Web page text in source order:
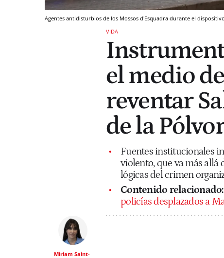
Agentes antidisturbios de los Mossos d'Esquadra durante el
VIDA
el medio
reventar
de la
Fuentes institucionales
violento, que va más allá
lógicas del crimen
Contenido relacionado:
policías desplazados a
Miriam Saint-